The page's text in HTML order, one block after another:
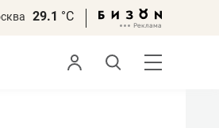
29.1 °С